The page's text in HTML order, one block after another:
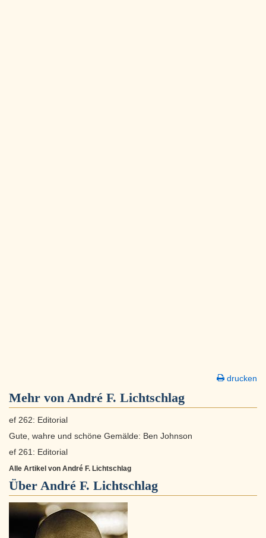
drucken
Mehr von André F. Lichtschlag
ef 262: Editorial
Gute, wahre und schöne Gemälde: Ben Johnson
ef 261: Editorial
Alle Artikel von André F. Lichtschlag
Über André F. Lichtschlag